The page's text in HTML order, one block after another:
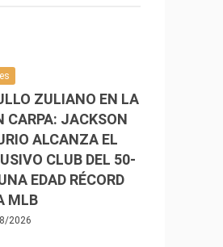
ZULIANO EN LA
CARPA: JACKSON
ALCANZA EL
CLUB DEL 50-
EDAD RÉCORD
MLB
2026